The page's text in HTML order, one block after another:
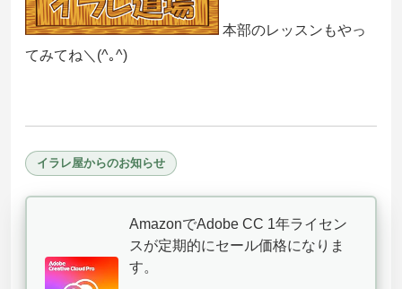
本部のレッスンもやっ
てみてね＼(^｡^)
イラレ屋からのお知らせ
AmazonでAdobe CC 1年ライセン
スが定期的にセール価格になりま
す。